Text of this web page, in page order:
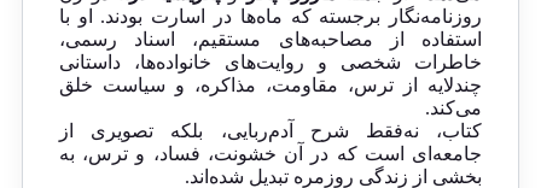
روزنامه‌نگار برجسته که ماه‌ها در اسارت بودند. او با
استفاده از مصاحبه‌های مستقیم، اسناد رسمی،
خاطرات شخصی و روایت‌های خانواده‌ها، داستانی
چندلایه از ترس، مقاومت، مذاکره، و سیاست خلق
می‌کند.
کتاب، نه‌فقط شرح آدم‌ربایی، بلکه تصویری از
جامعه‌ای است که در آن خشونت، فساد، و ترس، به
بخشی از زندگی روزمره تبدیل شده‌اند.